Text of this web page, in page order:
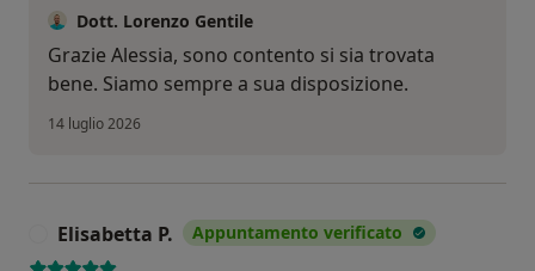
Dott. Lorenzo Gentile
Grazie Alessia, sono contento si sia trovata
bene. Siamo sempre a sua disposizione.
14 luglio 2026
Elisabetta P. Appuntamento verificato